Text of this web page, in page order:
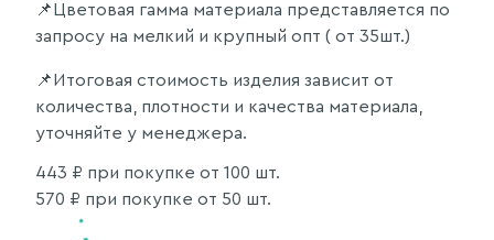
📌Цветовая гамма материала представляется по
запросу на мелкий и крупный опт ( от 35шт.)
📌Итоговая стоимость изделия зависит от
количества, плотности и качества материала,
уточняйте у менеджера.
443 ₽ при покупке от 100 шт.
570 ₽ при покупке от 50 шт.